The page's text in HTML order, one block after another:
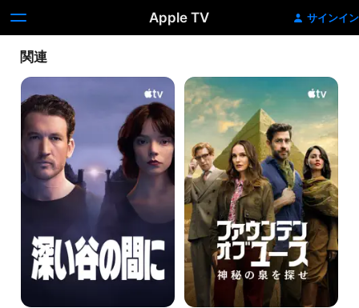
Apple TV サインイン
関連
深
い
谷
間
フ
ァ
ウ
ン
テ
ン・
オ
ブ・
ユ
ー
ス
神
秘
の
泉
を
探
せ